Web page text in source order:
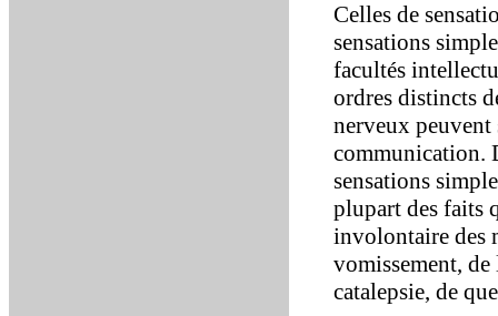
Celles de
sensations
facultés
ordres distincts
nerveux peuvent
communication.
sensations
plupart des faits
involontaire des
vomissement,
catalepsie, de